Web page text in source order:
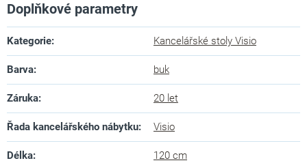
Doplňkové parametry
Kategorie: Kancelářské stoly Visio
Barva: buk
Záruka: 20 let
Řada kancelářského nábytku: Visio
Délka: 120 cm